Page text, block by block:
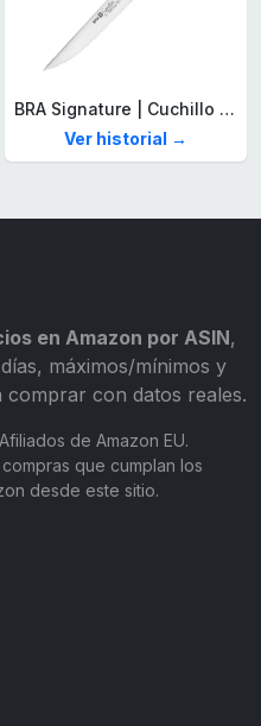
BRA Signature | Cuchillo tomatero 120 mm, Acero Inoxidable alemán forjado con Molibdeno Vanadio, Mango Remachado ABS, Diseño Ergonómico, Hoja 1,6 mm espesor
Ver historial →
en Amazon por ASIN,
máximos/mínimos y
comprar con datos reales.
de Amazon EU.
que cumplan los
desde este sitio.